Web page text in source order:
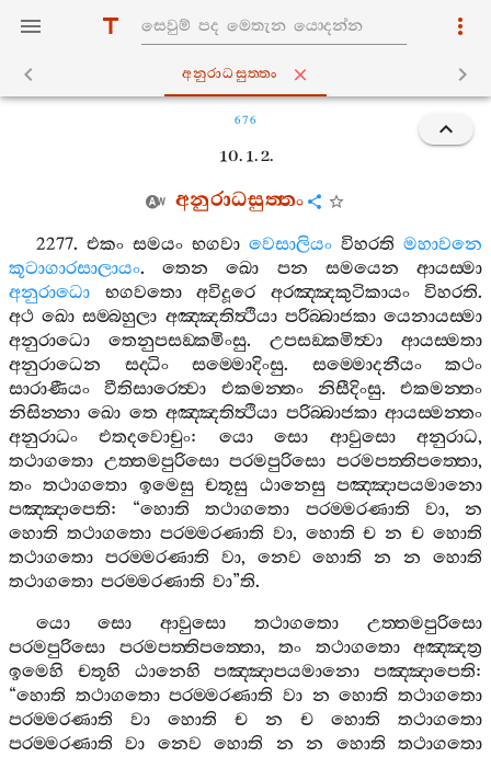
අනුරාධසුත‍්තං
676
10. 1. 2.
අනුරාධසුත‍්තං
2277. එකං සමයං භගවා වෙසාලියං විහරති මහාවනෙ
කූටාගාරසාලායං.තෙන ඛො පන සමයෙන
ආයස‍්මා
අනුරාධො
භගවතො අවිදූරෙ අරඤ‍්ඤකුටිකායං විහරති.
අථ ඛො සම‍්බහුලා අඤ‍්ඤතිත්‍ථියා පරිබ‍්බාජකා යෙනායස‍්මා
අනුරාධො
තෙනුපසඞ‍්කමිංසු. උපසඞ‍්කමිත්‍වා
ආයස‍්මතා
අනුරාධෙන
සද‍්ධිං සම‍්මොදිංසු. සම‍්මොදනීයං
කථං
සාරාණීයං
වීතිසාරෙත්‍වා එකමන‍්තං නිසීදිංසු. එකමන‍්තං
නිසින‍්නා ඛො තෙ අඤ‍්ඤතිත්‍ථියා පරිබ‍්බාජකා ආයස‍්මන‍්තං
අනුරාධං
එතදවොචුං: යො සො ආවුසො අනුරාධ,
තථාගතො උත‍්තමපුරිසො පරමපුරිසො පරමපත‍්තිපත‍්තො,
තං තථාගතො ඉමෙසු චතූසු ඨානෙසු පඤ‍්ඤාපයමානො
පඤ‍්ඤාපෙති: “හොති තථාගතො පරම‍්මරණාති වා,න
හොති තථාගතො පරම‍්මරණාති වා, හොති ච න ච හොති
තථාගතො පරම‍්මරණාති වා, නෙව හොති න න
හොති
තථාගතො පරම‍්මරණාති වා”ති.
යො
සො ආවුසො තථාගතො
උත‍්තමපුරිසො
පරමපුරිසො
පරමපත‍්තිපත‍්තො, තං තථාගතො
අඤ‍්ඤත්‍ර
ඉමෙහි
චතූහි ඨානෙහි පඤ‍්ඤාපයමානො පඤ‍්ඤාපෙති:
“හොති තථාගතො පරම‍්මරණාති වා න හොති තථාගතො
පරම‍්මරණාති
වා හොති ච න ච හොති
තථාගතො
පරම‍්මරණාති
වා නෙව හොති න න හොති
තථාගතො